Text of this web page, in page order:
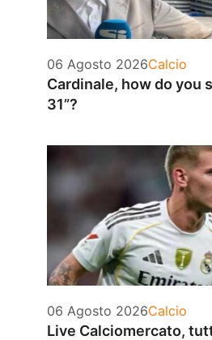
06 Agosto 2026Categorie
Calcio
Cardinale, how do you
31”?
06 Agosto 2026Categorie
Calcio
Live Calciomercato,